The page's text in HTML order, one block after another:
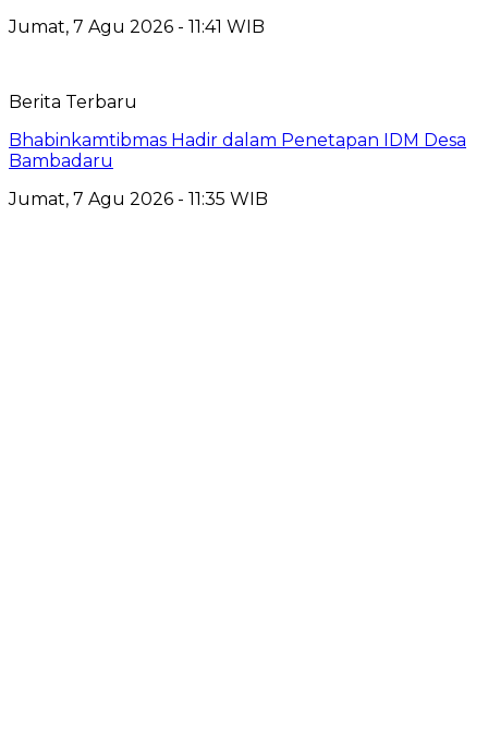
Jumat, 7 Agu 2026 - 11:41 WIB
Berita Terbaru
Bhabinkamtibmas Hadir dalam Penetapan IDM Desa
Bambadaru
Jumat, 7 Agu 2026 - 11:35 WIB